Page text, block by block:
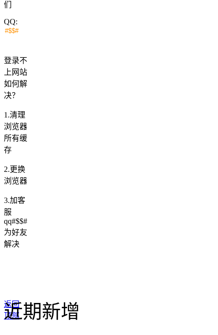
们
QQ:
登录不
上网站
如何解
决？
1.清理
浏览器
所有缓
存
2.更换
浏览器
3.加客
服
qq#$$#
为好友
解决
返回
顶部
近期新增